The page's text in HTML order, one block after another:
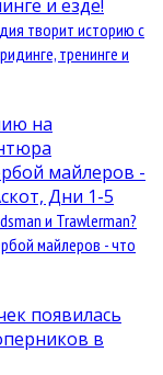
творит историю с
тренинге и
и Trawlerman?
майлеров - что